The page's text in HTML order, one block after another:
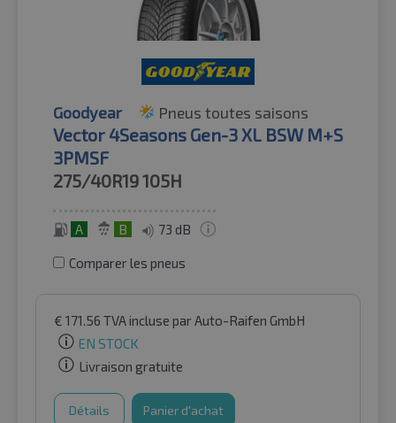
Goodyear Pneus toutes saisons
Vector 4Seasons Gen-3 XL BSW M+S
3PMSF
275/40R19105H
A B 73 dB
Comparer les pneus
€ 171.56 TVA incluse par Auto-Raifen GmbH
EN STOCK
Livraison gratuite
Détails Panier d'achat